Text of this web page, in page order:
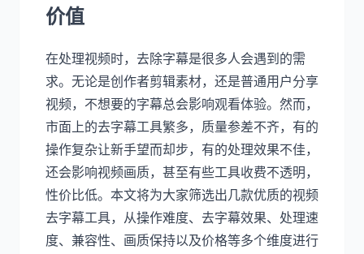
价值
在处理视频时，去除字幕是很多人会遇到的需
求。无论是创作者剪辑素材，还是普通用户分享
视频，不想要的字幕总会影响观看体验。然而，
市面上的去字幕工具繁多，质量参差不齐，有的
操作复杂让新手望而却步，有的处理效果不佳，
还会影响视频画质，甚至有些工具收费不透明，
性价比低。本文将为大家筛选出几款优质的视频
去字幕工具，从操作难度、去字幕效果、处理速
度、兼容性、画质保持以及价格等多个维度进行